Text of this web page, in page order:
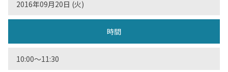
2016年09月20日 (火)
時間
10:00〜11:30